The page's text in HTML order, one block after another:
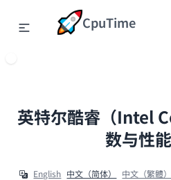
CpuTime
英特尔酷睿（Intel
数与性
English 中文（简体） 中文（繁體）